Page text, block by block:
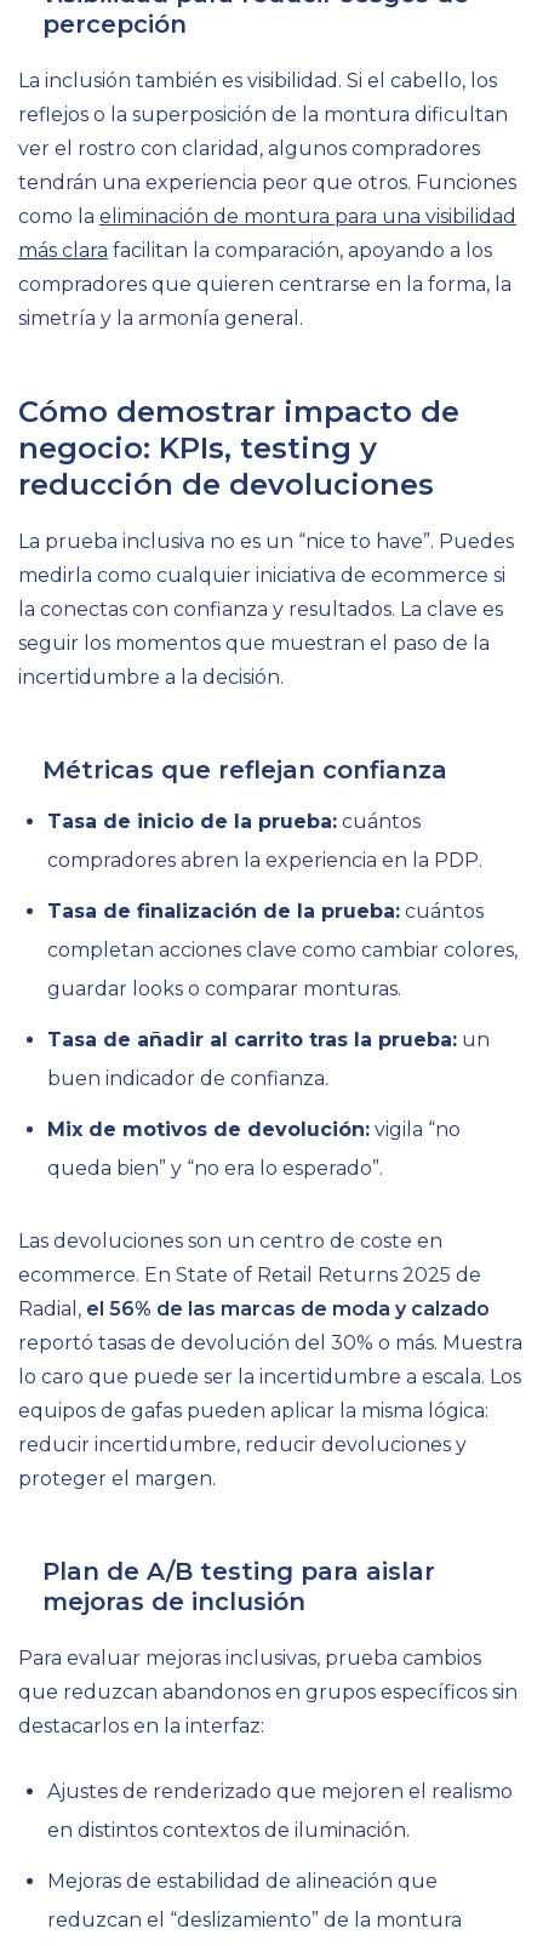
percepción
La inclusión también es visibilidad. Si el cabello, los
reflejos o la superposición de la montura dificultan
ver el rostro con claridad, algunos compradores
tendrán una experiencia peor que otros. Funciones
como la eliminación de montura para una visibilidad
más clara facilitan la comparación, apoyando a los
compradores que quieren centrarse en la forma, la
simetría y la armonía general.
Cómo demostrar impacto de
negocio: KPIs, testing y
reducción de devoluciones
La prueba inclusiva no es un “nice to have”. Puedes
medirla como cualquier iniciativa de ecommerce si
la conectas con confianza y resultados. La clave es
seguir los momentos que muestran el paso de la
incertidumbre a la decisión.
Métricas que reflejan confianza
Tasa de inicio de la prueba: cuántos
compradores abren la experiencia en la PDP.
Tasa de finalización de la prueba: cuántos
completan acciones clave como cambiar colores,
guardar looks o comparar monturas.
Tasa de añadir al carrito tras la prueba: un
buen indicador de confianza.
Mix de motivos de devolución: vigila “no
queda bien” y “no era lo esperado”.
Las devoluciones son un centro de coste en
ecommerce. En State of Retail Returns 2025 de
Radial, el 56% de las marcas de moda y calzado
reportó tasas de devolución del 30% o más. Muestra
lo caro que puede ser la incertidumbre a escala. Los
equipos de gafas pueden aplicar la misma lógica:
reducir incertidumbre, reducir devoluciones y
proteger el margen.
Plan de A/B testing para aislar
mejoras de inclusión
Para evaluar mejoras inclusivas, prueba cambios
que reduzcan abandonos en grupos específicos sin
destacarlos en la interfaz:
Ajustes de renderizado que mejoren el realismo
en distintos contextos de iluminación.
Mejoras de estabilidad de alineación que
reduzcan el “deslizamiento” de la montura